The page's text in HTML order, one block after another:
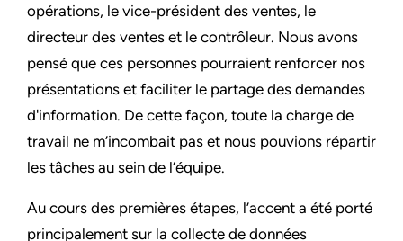
opérations, le vice-président des ventes, le
directeur des ventes et le contrôleur. Nous avons
pensé que ces personnes pourraient renforcer nos
présentations et faciliter le partage des demandes
d'information. De cette façon, toute la charge de
travail ne m’incombait pas et nous pouvions répartir
les tâches au sein de l’équipe.
Au cours des premières étapes, l’accent a été porté
principalement sur la collecte de données